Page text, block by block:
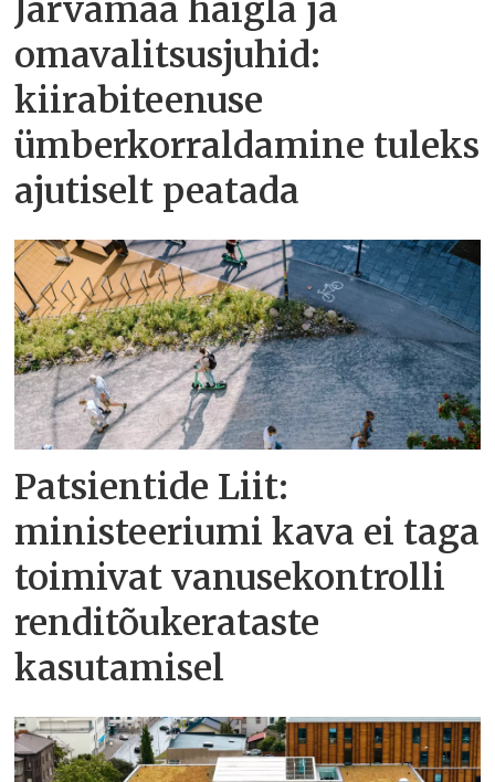
Järvamaa haigla ja
omavalitsusjuhid:
kiirabiteenuse
ümberkorraldamine tuleks
ajutiselt peatada
Patsientide Liit:
ministeeriumi kava ei taga
toimivat vanusekontrolli
renditõukerataste
kasutamisel